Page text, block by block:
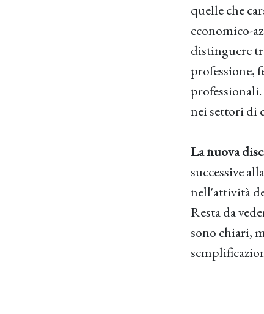
quelle che
economico-
distinguere
professione,
nei settori di
La nuova
successive
nell'attività
Resta da
sono chiari,